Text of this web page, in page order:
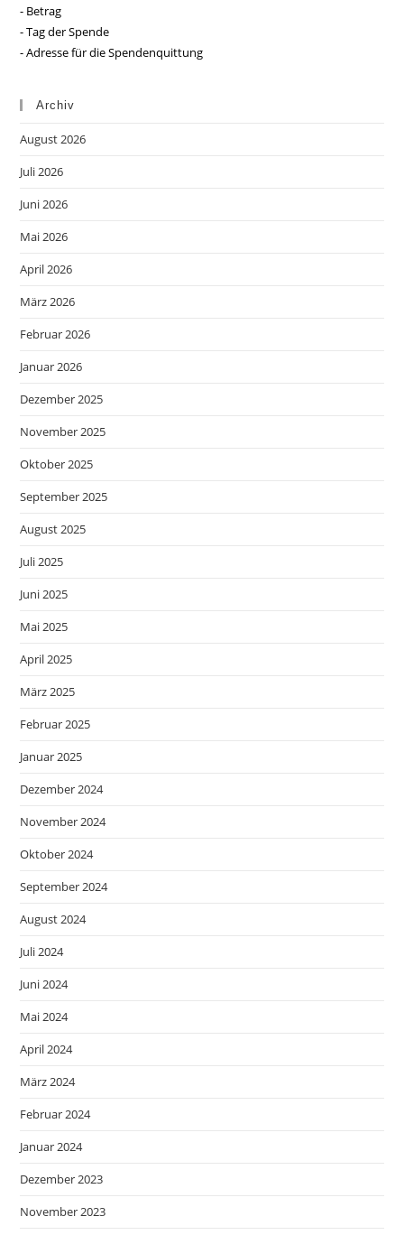
- Betrag
- Tag der Spende
- Adresse für die Spendenquittung
Archiv
August 2026
Juli 2026
Juni 2026
Mai 2026
April 2026
März 2026
Februar 2026
Januar 2026
Dezember 2025
November 2025
Oktober 2025
September 2025
August 2025
Juli 2025
Juni 2025
Mai 2025
April 2025
März 2025
Februar 2025
Januar 2025
Dezember 2024
November 2024
Oktober 2024
September 2024
August 2024
Juli 2024
Juni 2024
Mai 2024
April 2024
März 2024
Februar 2024
Januar 2024
Dezember 2023
November 2023